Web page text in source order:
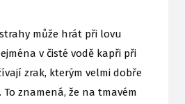
může hrát při lovu
v čisté vodě kapři při
zrak, kterým velmi dobře
znamená, že na tmavém